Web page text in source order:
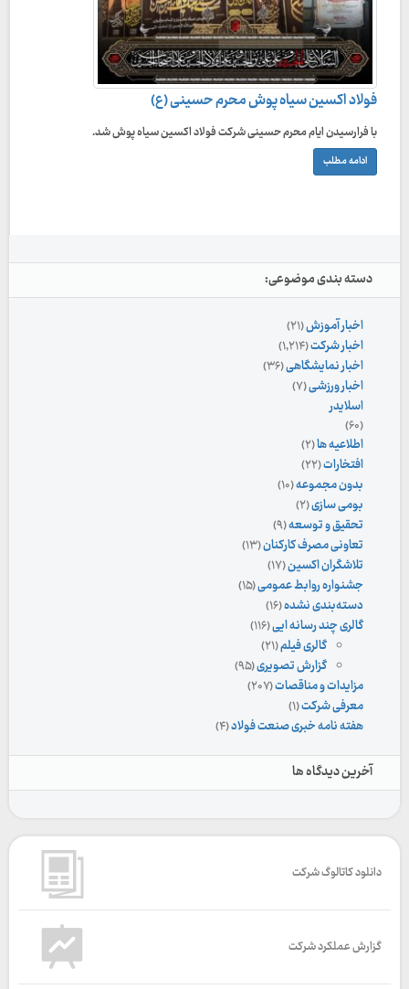
فولاد اکسین سیاه پوش محرم حسینی (ع)
با فرارسیدن ایام محرم حسینی شرکت فولاد اکسین سیاه پوش شد.
ادامه مطلب
دسته بندی موضوعی:
اخبار آموزش(۲۱)
اخبار شرکت(۱,۲۱۴)
اخبار نمایشگاهی(۳۶)
اخبار ورزشی(۷)
اسلایدر
(۶۰)
اطلاعیه ها(۲)
افتخارات(۲۲)
بدون مجموعه(۱۰)
بومی سازی(۲)
تحقیق و توسعه(۹)
تعاونی مصرف کارکنان(۱۳)
تلاشگران اکسین(۱۷)
جشنواره روابط عمومی(۱۵)
دسته‌بندی نشده(۱۶)
گالری چند رسانه ایی(۱۱۶)
گالری فیلم(۲۱)
گزارش تصویری(۹۵)
مزایدات و مناقصات(۲۰۷)
معرفی شرکت(۱)
هفته نامه خبری صنعت فولاد(۴)
آخرین دیدگاه ها
دانلود کاتالوگ شرکت
گزارش عملکرد شرکت